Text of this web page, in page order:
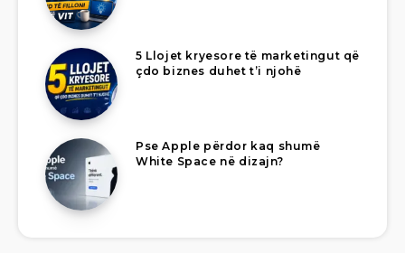
5 Llojet kryesore të marketingut që
çdo biznes duhet t’i njohë
Pse Apple përdor kaq shumë
White Space në dizajn?